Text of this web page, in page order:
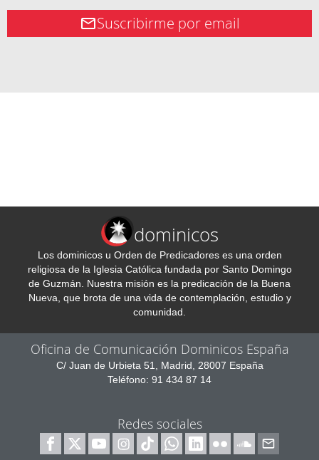
Suscribirme por email
dominicos
Los dominicos u Orden de Predicadores es una orden
religiosa de la Iglesia Católica fundada por Santo Domingo
de Guzmán. Nuestra misión es la predicación de la Buena
Nueva, que brota de una vida de contemplación, estudio y
comunidad.
Oficina de Comunicación Dominicos España
C/ Juan de Urbieta 51, Madrid, 28007 España
Teléfono: 91 434 87 14
Redes sociales